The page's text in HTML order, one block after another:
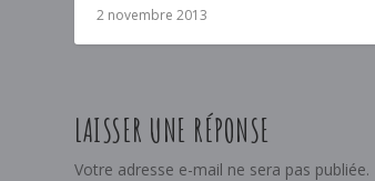
2 novembre 2013
LAISSER UNE RÉPONSE
Votre adresse e-mail ne sera pas publiée.